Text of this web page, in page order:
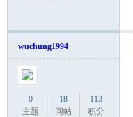
wuchung1994
0
主题
18
回帖
113
积分